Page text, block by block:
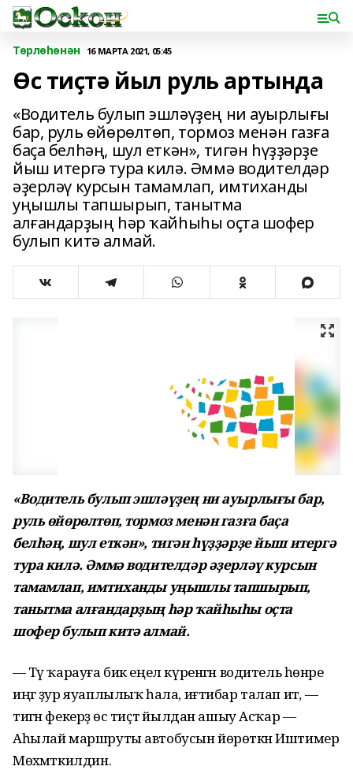
Төрлөһөнән 16 МАРТА 2021, 05:45
Өс тиҫтә йыл руль артында
«Водитель булып эшләүҙең ни ауырлығы
бар, руль өйөрөлтөп, тормоз менән газға
баҫа белһәң, шул еткән», тигән һүҙҙәрҙе
йыш итергә тура килә. Әммә водителдәр
әҙерләү курсын тамамлап, имтиханды
уңышлы тапшырып, танытма
алғандарҙың һәр ҡайһыһы оҫта шофер
булып китә алмай.
«Водитель булып эшләүҙең ни ауырлығы бар,
руль өйөрөлтөп, тормоз менән газға баҫа
белһәң, шул еткән», тигән һүҙҙәрҙе йыш итергә
тура килә. Әммә водителдәр әҙерләү курсын
тамамлап, имтиханды уңышлы тапшырып,
танытма алғандарҙың һәр ҡайһыһы оҫта
шофер булып китә алмай.
— Тәү ҡарауға бик еңел күренгән водитель һөнәре
иңгә ҙур яуаплылыҡ һала, иғтибар талап итә, —
тигән фекерҙә өс тиҫтә йылдан ашыу Асҡар —
Аһылай маршруты автобусын йөрөткән Иштимер
Мөхәмәткилдин.